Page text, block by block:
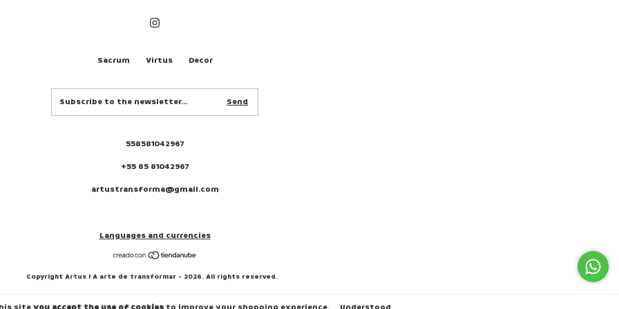
Sacrum Virtus Decor
558581042967
+55 85 81042967
artustransforma@gmail.com
Languages and currencies
Copyright Artus I A arte de transformar - 2026. All rights reserved.